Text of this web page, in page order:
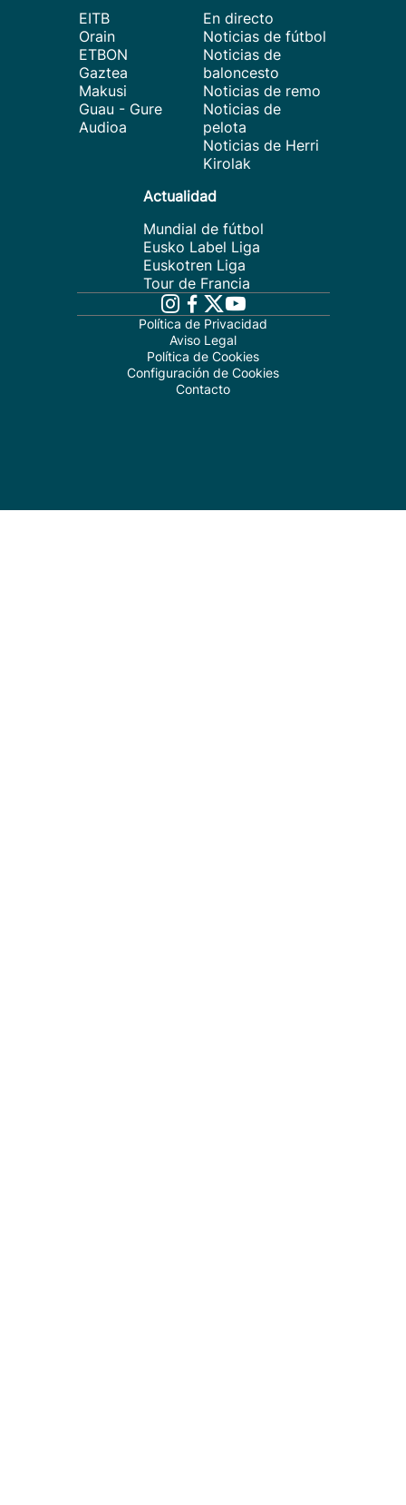
EITB
Orain
ETBON
Gaztea
Makusi
Guau - Gure
Audioa
En directo
Noticias de fútbol
Noticias de
baloncesto
Noticias de remo
Noticias de
pelota
Noticias de Herri
Kirolak
Actualidad
Mundial de fútbol
Eusko Label Liga
Euskotren Liga
Tour de Francia
Política de Privacidad
Aviso Legal
Política de Cookies
Configuración de Cookies
Contacto